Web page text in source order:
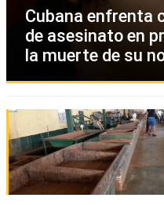
Cubana enfrenta
de asesinato en
la muerte de su